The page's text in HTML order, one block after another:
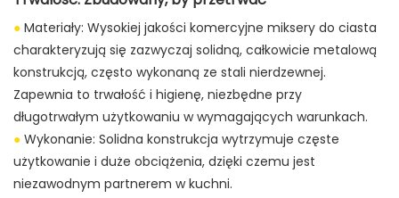
● Materiały: Wysokiej jakości komercyjne miksery do ciasta
charakteryzują się zazwyczaj solidną, całkowicie metalową
konstrukcją, często wykonaną ze stali nierdzewnej.
Zapewnia to trwałość i higienę, niezbędne przy
długotrwałym użytkowaniu w wymagających warunkach.
● Wykonanie: Solidna konstrukcja wytrzymuje częste
użytkowanie i duże obciążenia, dzięki czemu jest
niezawodnym partnerem w kuchni.